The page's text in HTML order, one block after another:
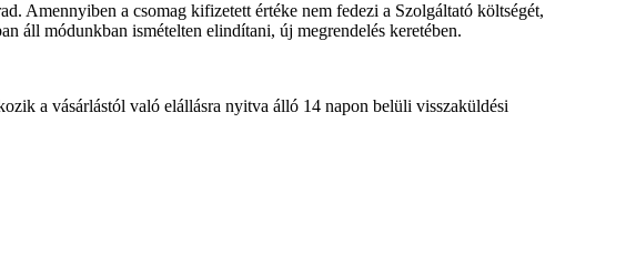
Amennyiben a csomag kifizetett értéke nem fedezi a Szolgáltató költségét,
áll módunkban ismételten elindítani, új megrendelés keretében.
a vásárlástól való elállásra nyitva álló 14 napon belüli visszaküldési